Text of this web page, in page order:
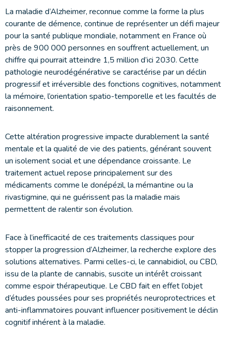
La maladie d’Alzheimer, reconnue comme la forme la plus
courante de démence, continue de représenter un défi majeur
pour la santé publique mondiale, notamment en France où
près de 900 000 personnes en souffrent actuellement, un
chiffre qui pourrait atteindre 1,5 million d’ici 2030. Cette
pathologie neurodégénérative se caractérise par un déclin
progressif et irréversible des fonctions cognitives, notamment
la mémoire, l’orientation spatio-temporelle et les facultés de
raisonnement.
Cette altération progressive impacte durablement la santé
mentale et la qualité de vie des patients, générant souvent
un isolement social et une dépendance croissante. Le
traitement actuel repose principalement sur des
médicaments comme le donépézil, la mémantine ou la
rivastigmine, qui ne guérissent pas la maladie mais
permettent de ralentir son évolution.
Face à l’inefficacité de ces traitements classiques pour
stopper la progression d’Alzheimer, la recherche explore des
solutions alternatives. Parmi celles-ci, le cannabidiol, ou CBD,
issu de la plante de cannabis, suscite un intérêt croissant
comme espoir thérapeutique. Le CBD fait en effet l’objet
d’études poussées pour ses propriétés neuroprotectrices et
anti-inflammatoires pouvant influencer positivement le déclin
cognitif inhérent à la maladie.